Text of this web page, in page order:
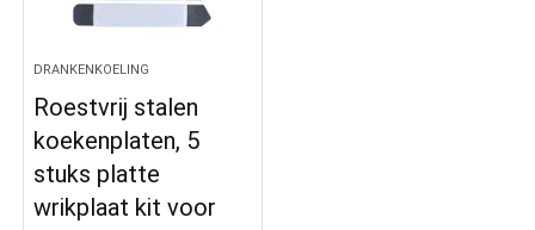
DRANKENKOELING
Roestvrij stalen
koekenplaten, 5
stuks platte
wrikplaat kit voor